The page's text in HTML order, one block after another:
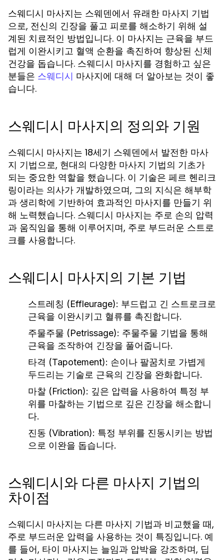
스웨디시 마사지는 스웨덴에서 유래한 마사지 기법
으로, 전신의 긴장을 풀고 피로를 해소하기 위해 설
계된 치료적인 방법입니다. 이 마사지는 근육을 부드
럽게 이완시키고 혈액 순환을 촉진하여 향상된 신체
건강을 돕습니다. 스웨디시 마사지를 경험하고 싶은
분들은 스웨디시 마사지에 대해 더 알아보는 것이 좋
습니다.
스웨디시 마사지의 정의와 기원
스웨디시 마사지는 18세기 스웨덴에서 발전한 마사
지 기법으로, 현대의 다양한 마사지 기법의 기초가
되는 중요한 역할을 했습니다. 이 기술은 페르 헨리크
링이라는 의사가 개발하였으며, 그의 지식은 해부학
과 생리학에 기반하여 효과적인 마사지를 만들기 위
해 노력했습니다. 스웨디시 마사지는 주로 손의 압력
과 움직임을 통해 이루어지며, 주로 부드러운 스트로
크를 사용합니다.
스웨디시 마사지의 기본 기법
스트레칭 (Effleurage): 부드럽고 긴 스트로크로
근육을 이완시키고 혈류를 촉진합니다.
주물주물 (Petrissage): 주물주물 기법을 통해
근육을 조작하여 긴장을 풀어줍니다.
타격 (Tapotement): 손이나 팔꿈치로 가볍게
두드리는 기술로 근육의 긴장을 완화합니다.
마찰 (Friction): 깊은 압력을 사용하여 특정 부
위를 마찰하는 기법으로 깊은 긴장을 해소합니
다.
진동 (Vibration): 특정 부위를 진동시키는 방법
으로 이완을 돕습니다.
스웨디시와 다른 마사지 기법의
차이점
스웨디시 마사지는 다른 마사지 기법과 비교했을 때,
주로 부드러운 압력을 사용하는 것이 특징입니다. 예
를 들어, 타이 마사지는 늘임과 압박을 강조하며, 딥